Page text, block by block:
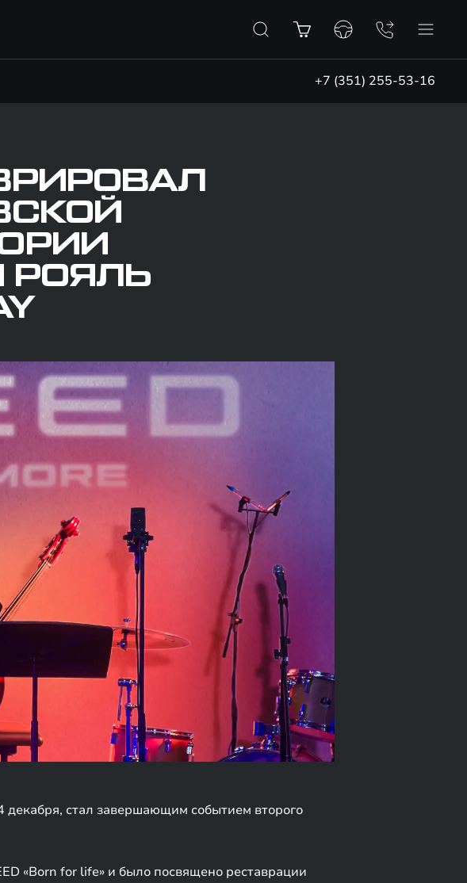
+7 (351) 255-53-16
РОЯЛЬ
стал завершающим событием второго
«Born for life» и было посвящено реставрации